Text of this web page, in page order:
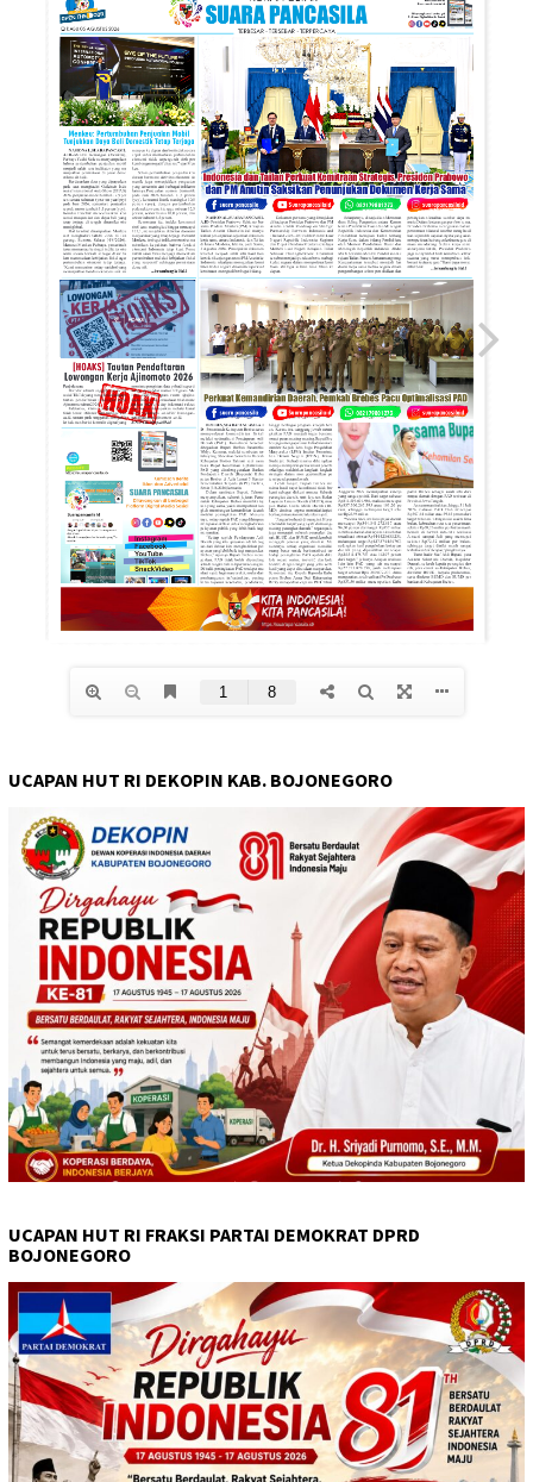
UCAPAN HUT RI DEKOPIN KAB. BOJONEGORO
UCAPAN HUT RI FRAKSI PARTAI DEMOKRAT DPRD
BOJONEGORO